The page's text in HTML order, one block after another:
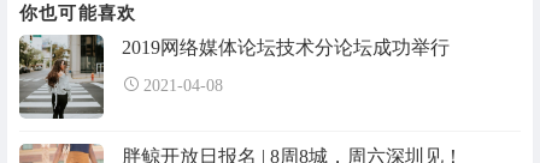
你也可能喜欢
2019网络媒体论坛技术分论坛成功举行
2021-04-08
胖鲸开放日报名 | 8周8城，周六深圳见！